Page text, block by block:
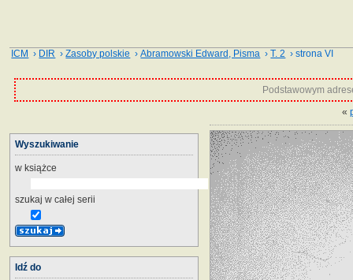
ICM › DIR ›Zasoby polskie ›Abramowski Edward, Pisma ›T. 2 › strona VI
Podstawowym
«
Wyszukiwanie
w książce
szukaj w całej serii
Idź do